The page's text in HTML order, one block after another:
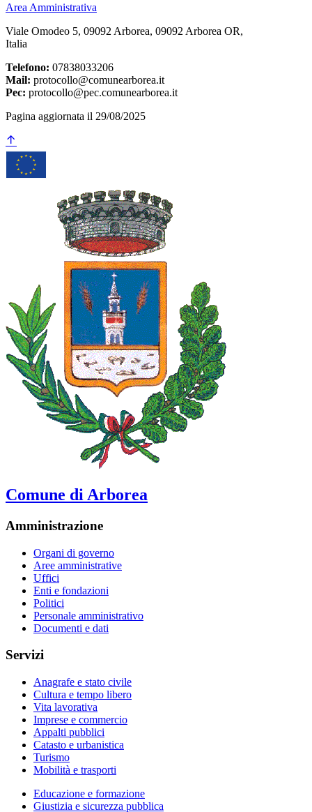
Area Amministrativa
Viale Omodeo 5, 09092 Arborea, 09092 Arborea OR,
Italia
Telefono: 07838033206
Mail: protocollo@comunearborea.it
Pec: protocollo@pec.comunearborea.it
Pagina aggiornata il 29/08/2025
Comune di Arborea
Amministrazione
Organi di governo
Aree amministrative
Uffici
Enti e fondazioni
Politici
Personale amministrativo
Documenti e dati
Servizi
Anagrafe e stato civile
Cultura e tempo libero
Vita lavorativa
Imprese e commercio
Appalti pubblici
Catasto e urbanistica
Turismo
Mobilità e trasporti
Educazione e formazione
Giustizia e sicurezza pubblica